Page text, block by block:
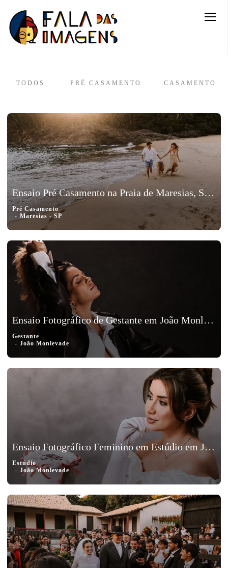
TODOS PRÉ CASAMENTO CASAMENTO
Ensaio Pré Casamento na Praia de Maresias, São Paulo | Erika e Rodrigo
Pré Casamento
Maresias - SP
Ensaio Fotográfico de Gestante em João Monlevade, Minas Gerais – Sarah, Mateus, Malu e Luna
Gestante
João Monlevade
Ensaio Fotográfico Feminino em Estúdio em João Monlevade, Minas Gerais - Luiza Braga
Estúdio
João Monlevade